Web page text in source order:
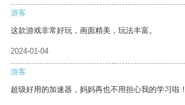
游客
这款游戏非常好玩，画面精美，玩法丰富。
2024-01-04
游客
超级好用的加速器，妈妈再也不用担心我的学习啦！